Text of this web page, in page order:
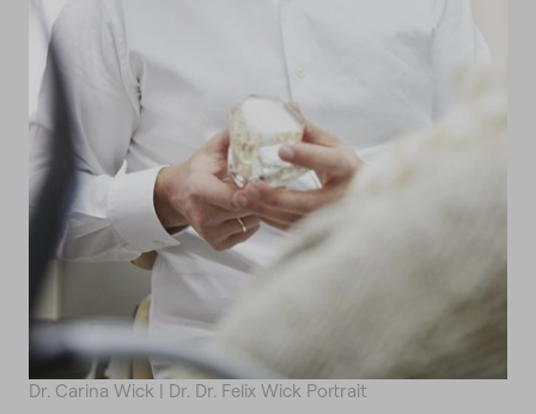
Dr. Carina Wick | Dr. Dr. Felix Wick Portrait